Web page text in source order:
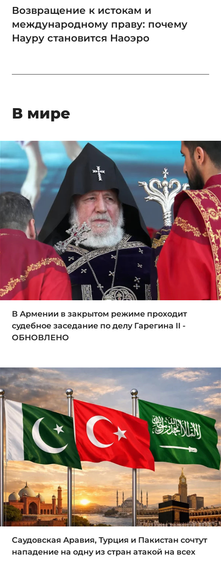
Возвращение к истокам и
международному праву: почему
Науру становится Наоэро
В мире
В Армении в закрытом режиме проходит
судебное заседание по делу Гарегина II -
ОБНОВЛЕНО
Саудовская Аравия, Турция и Пакистан сочтут
нападение на одну из стран атакой на всех